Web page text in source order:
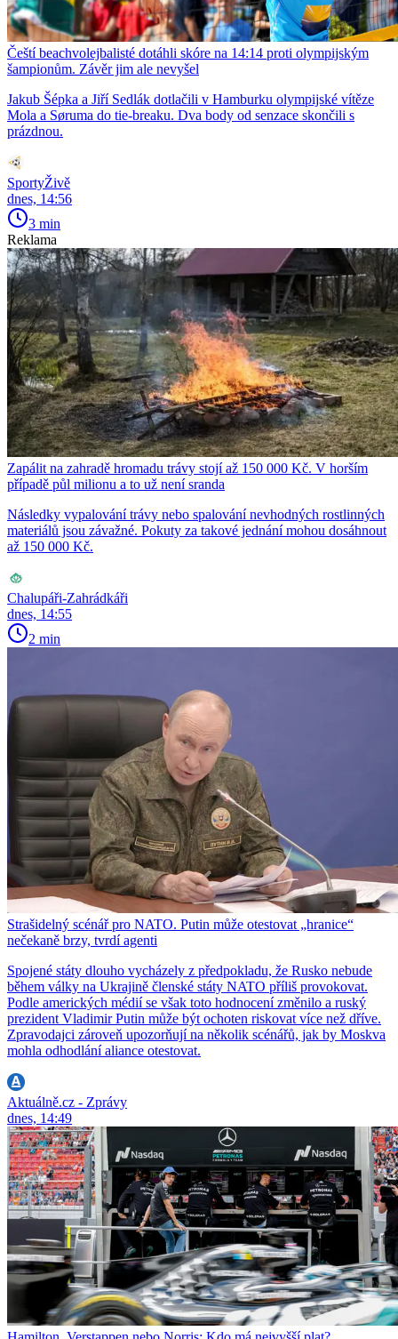
Čeští beachvolejbalisté dotáhli skóre na 14:14 proti olympijským
šampionům. Závěr jim ale nevyšel
Jakub Šépka a Jiří Sedlák dotlačili v Hamburku olympijské vítěze
Mola a Søruma do tie-breaku. Dva body od senzace skončili s
prázdnou.
SportyŽivě
dnes, 14:56
3 min
Reklama
Zapálit na zahradě hromadu trávy stojí až 150 000 Kč. V horším
případě půl milionu a to už není sranda
Následky vypalování trávy nebo spalování nevhodných rostlinných
materiálů jsou závažné. Pokuty za takové jednání mohou dosáhnout
až 150 000 Kč.
Chalupáři-Zahrádkáři
dnes, 14:55
2 min
Strašidelný scénář pro NATO. Putin může otestovat „hranice“
nečekaně brzy, tvrdí agenti
Spojené státy dlouho vycházely z předpokladu, že Rusko nebude
během války na Ukrajině členské státy NATO příliš provokovat.
Podle amerických médií se však toto hodnocení změnilo a ruský
prezident Vladimir Putin může být ochoten riskovat více než dříve.
Zpravodajci zároveň upozorňují na několik scénářů, jak by Moskva
mohla odhodlání aliance otestovat.
Aktuálně.cz - Zprávy
dnes, 14:49